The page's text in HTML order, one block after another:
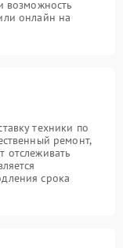
возможность
онлайн на
техники по
ремонт,
отслеживать
срока